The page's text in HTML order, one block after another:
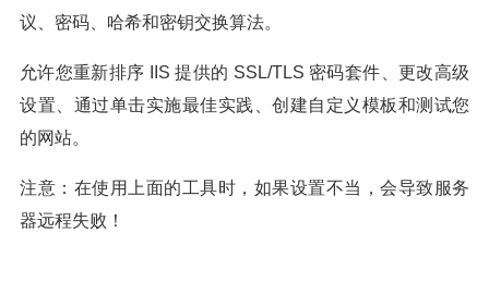
议、密码、哈希和密钥交换算法。
允许您重新排序 IIS 提供的 SSL/TLS 密码套件、更改高级
设置、通过单击实施最佳实践、创建自定义模板和测试您
的网站。
注意：在使用上面的工具时，如果设置不当，会导致服务
器远程失败！